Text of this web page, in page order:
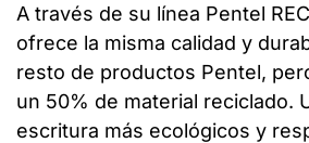
A través de su línea Pentel
ofrece la misma calidad y
resto de productos Pentel,
un 50% de material reciclado.
escritura más ecológicos y